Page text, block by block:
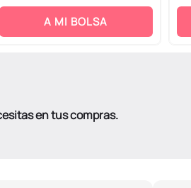
A MI BOLSA
en tus compras.